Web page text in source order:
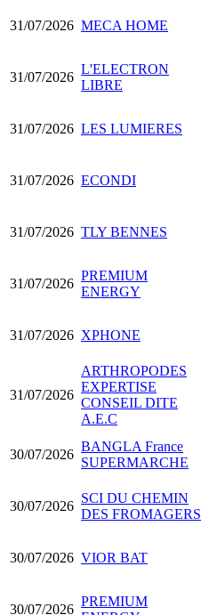
31/07/2026 MECA HOME
31/07/2026
L'ELECTRON
LIBRE
31/07/2026 LES LUMIERES
31/07/2026 ECONDI
31/07/2026 TLY BENNES
31/07/2026
PREMIUM
ENERGY
31/07/2026 XPHONE
31/07/2026
ARTHROPODES
EXPERTISE
CONSEIL DITE
A.E.C
30/07/2026
BANGLA France
SUPERMARCHE
30/07/2026
SCI DU CHEMIN
DES FROMAGERS
30/07/2026 VIOR BAT
30/07/2026
PREMIUM